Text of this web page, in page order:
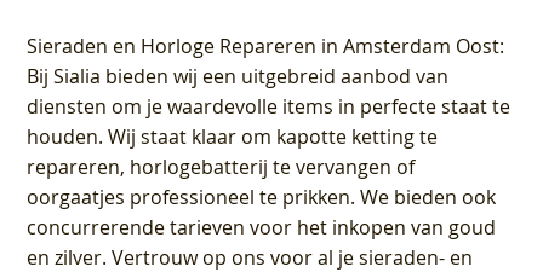
Sieraden en Horloge Repareren in Amsterdam Oost:
Bij Sialia bieden wij een uitgebreid aanbod van
diensten om je waardevolle items in perfecte staat te
houden. Wij staat klaar om kapotte ketting te
repareren, horlogebatterij te vervangen of
oorgaatjes professioneel te prikken. We bieden ook
concurrerende tarieven voor het inkopen van goud
en zilver. Vertrouw op ons voor al je sieraden- en